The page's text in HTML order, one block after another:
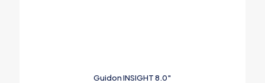
Guidon INSIGHT 8.0″